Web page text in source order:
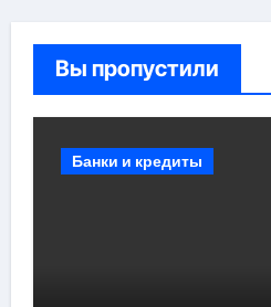
Вы пропустили
Банки и кредиты